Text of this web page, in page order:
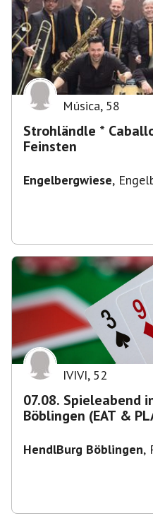
Música, 58
Strohländle *
Feinsten
Engelbergwiese,
IVIVI, 52
07.08. Spieleabend
Böblingen (EAT &
HendlBurg Böblingen,